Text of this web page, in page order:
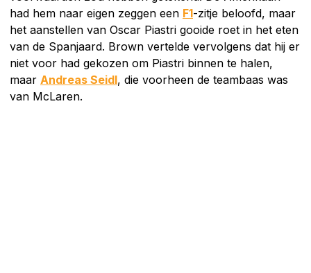
had hem naar eigen zeggen een F1-zitje beloofd, maar
het aanstellen van Oscar Piastri gooide roet in het eten
van de Spanjaard. Brown vertelde vervolgens dat hij er
niet voor had gekozen om Piastri binnen te halen,
maar Andreas Seidl, die voorheen de teambaas was
van McLaren.